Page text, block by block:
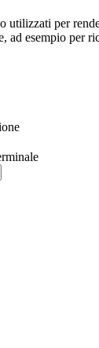
utilizzati per
ad esempio per